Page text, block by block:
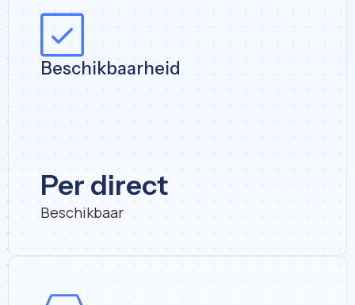
Beschikbaarheid
Per direct
Beschikbaar